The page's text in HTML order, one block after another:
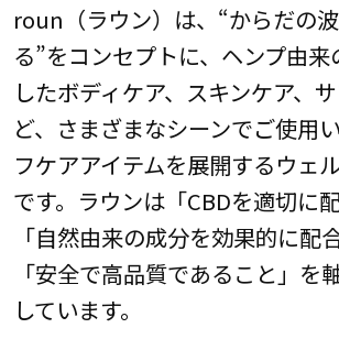
roun（ラウン）は、“からだの
る”をコンセプトに、ヘンプ由来
したボディケア、スキンケア、
ど、さまざまなシーンでご使用
フケアアイテムを展開するウェ
です。ラウンは「CBDを適切に
「自然由来の成分を効果的に配
「安全で高品質であること」を
しています。